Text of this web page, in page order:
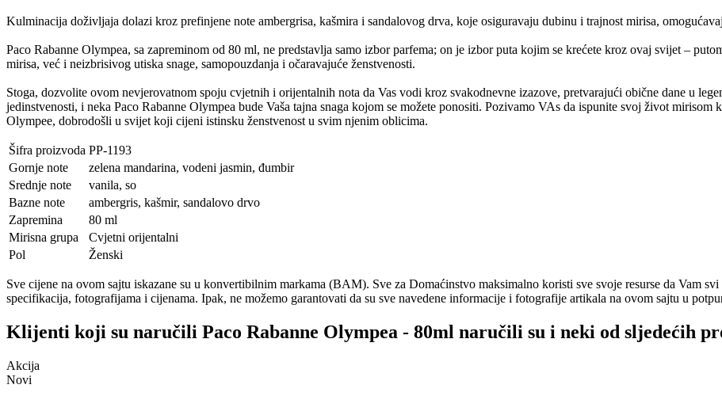
Kulminacija doživljaja dolazi kroz prefinjene note ambergrisa, kašmira i sandalovog drva, koje osiguravaju dubinu i trajnost mirisa,
Paco Rabanne Olympea, sa zapreminom od 80 ml, ne predstavlja samo izbor parfema; on je izbor puta kojim se krećete kroz ovaj svijet –
mirisa, već i neizbrisivog utiska snage, samopouzdanja i očaravajuće ženstvenosti.
Stoga, dozvolite ovom nevjerovatnom spoju cvjetnih i orijentalnih nota da Vas vodi kroz svakodnevne izazove, pretvarajući obične dane u
jedinstvenosti, i neka Paco Rabanne Olympea bude Vaša tajna snaga kojom se možete ponositi. Pozivamo VAs da ispunite svoj život
Olympee, dobrodošli u svijet koji cijeni istinsku ženstvenost u svim njenim oblicima.
Šifra proizvoda PP-1193
Gornje note
zelena mandarina, vodeni jasmin, đumbir
Srednje note
vanila, so
Bazne note
ambergris, kašmir, sandalovo drvo
Zapremina
80 ml
Mirisna grupa
Cvjetni orijentalni
Pol
Ženski
Sve cijene na ovom sajtu iskazane su u konvertibilnim markama (BAM). Sve za Domaćinstvo maksimalno koristi sve svoje resurse da Vam
specifikacija, fotografijama i cijenama. Ipak, ne možemo garantovati da su sve navedene informacije i fotografije artikala na ovom sajtu u
Klijenti koji su naručili Paco Rabanne Olympea - 80ml naručili su i neki od sljedećih
Akcija
Novi